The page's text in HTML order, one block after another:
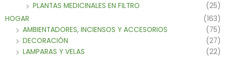
PLANTAS MEDICINALES EN FILTRO
(25)
HOGAR
(163)
AMBIENTADORES, INCIENSOS Y ACCESORIOS
(75)
DECORACIÓN
(27)
LAMPARAS Y VELAS
(22)